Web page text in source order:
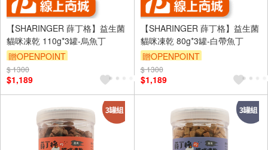
【SHARINGER 薛丁格】益生菌
貓咪凍乾 110g*3罐-烏魚丁
贈OPENPOINT
$ 1300
$1,189
【SHARINGER 薛丁格】益生菌
貓咪凍乾 80g*3罐-白帶魚丁
贈OPENPOINT
$ 1300
$1,189